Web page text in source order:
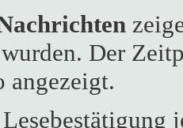
Der
angezeigt.